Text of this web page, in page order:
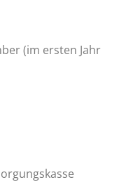
(im ersten Jahr